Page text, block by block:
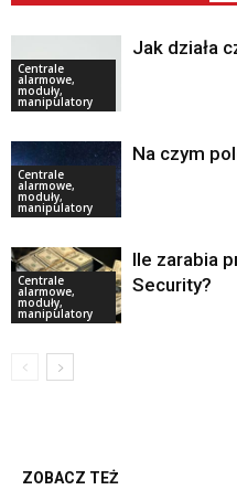
Centrale
alarmowe,
moduły,
manipulatory
Jak działa
Centrale
alarmowe,
moduły,
manipulatory
Na czym
Centrale
alarmowe,
moduły,
manipulatory
Ile zarabia
Security?
ZOBACZ TEŻ